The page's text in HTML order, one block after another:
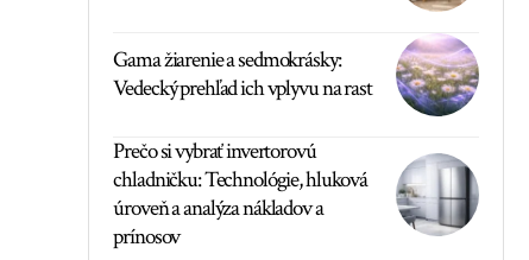
Gama žiarenie a sedmokrásky:
Vedecký prehľad ich vplyvu na rast
Prečo si vybrať invertorovú
chladničku: Technológie, hluková
úroveň a analýza nákladov a
prínosov